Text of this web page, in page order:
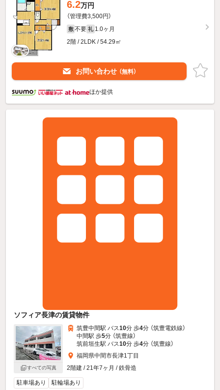
6.2万円
（管理費3,500円）
敷 不要 礼 1.0ヶ月
2階 / 2LDK / 54.29㎡
お問い合わせ （無料）
ほか提供
ソフィア長津の賃貸物件
すべての写真
筑豊中間駅 バス10分 歩4分 （筑豊電鉄線）
中間駅 歩5分 （筑豊線）
筑前垣生駅 バス10分 歩4分 （筑豊線）
福岡県中間市長津1丁目
2階建 / 21年7ヶ月 / 鉄骨造
駐車場あり 駐輪場あり